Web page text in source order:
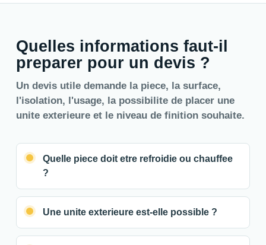
Quelles informations faut-il
preparer pour un devis ?
Un devis utile demande la piece, la surface,
l'isolation, l'usage, la possibilite de placer une
unite exterieure et le niveau de finition souhaite.
Quelle piece doit etre refroidie ou chauffee
?
Une unite exterieure est-elle possible ?